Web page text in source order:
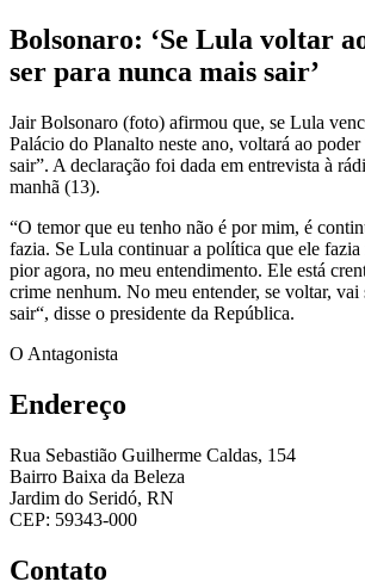
Bolsonaro: ‘Se Lula voltar
ser para nunca mais sair’
Jair Bolsonaro (foto) afirmou que, se Lula
Palácio do Planalto neste ano, voltará ao poder
sair”. A declaração foi dada em entrevista à
manhã (13).
“O temor que eu tenho não é por mim, é
fazia. Se Lula continuar a política que ele fazia
pior agora, no meu entendimento. Ele está
crime nenhum. No meu entender, se voltar, vai
sair“, disse o presidente da República.
O Antagonista
Endereço
Rua Sebastião Guilherme Caldas, 154
Bairro Baixa da Beleza
Jardim do Seridó, RN
CEP: 59343-000
Contato